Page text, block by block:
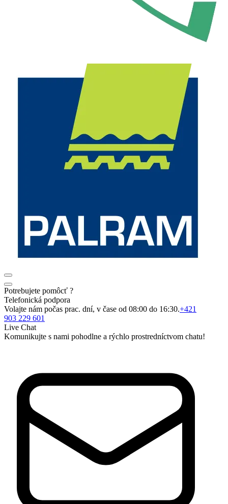
Potrebujete pomôcť ?
Telefonická podpora
Volajte nám počas prac. dní, v čase od 08:00 do 16:30.+421
903 229 601
Live Chat
Komunikujte s nami pohodlne a rýchlo prostredníctvom chatu!